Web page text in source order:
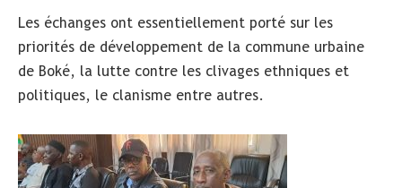
Les échanges ont essentiellement porté sur les
priorités de développement de la commune urbaine
de Boké, la lutte contre les clivages ethniques et
politiques, le clanisme entre autres.